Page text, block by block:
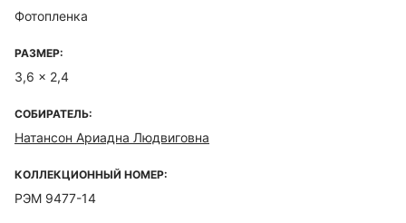
Фотопленка
РАЗМЕР:
3,6 x 2,4
СОБИРАТЕЛЬ:
Натансон Ариадна Людвиговна
КОЛЛЕКЦИОННЫЙ НОМЕР:
РЭМ 9477-14